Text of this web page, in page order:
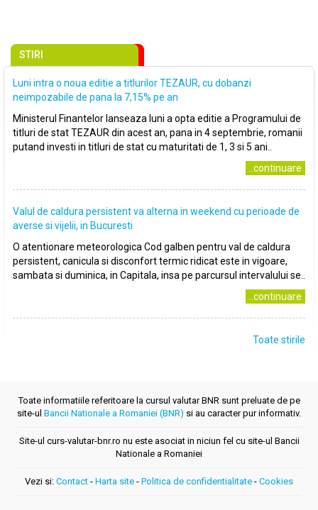
STIRI
Luni intra o noua editie a titlurilor TEZAUR, cu dobanzi
neimpozabile de pana la 7,15% pe an
Ministerul Finantelor lanseaza luni a opta editie a Programului de
titluri de stat TEZAUR din acest an, pana in 4 septembrie, romanii
putand investi in titluri de stat cu maturitati de 1, 3 si 5 ani..
..continuare
Valul de caldura persistent va alterna in weekend cu perioade de
averse si vijelii, in Bucuresti
O atentionare meteorologica Cod galben pentru val de caldura
persistent, canicula si disconfort termic ridicat este in vigoare,
sambata si duminica, in Capitala, insa pe parcursul intervalului se..
..continuare
Toate stirile
Toate informatiile referitoare la cursul valutar BNR sunt preluate de pe
site-ul Bancii Nationale a Romaniei (BNR) si au caracter pur informativ.
Site-ul curs-valutar-bnr.ro nu este asociat in niciun fel cu site-ul Bancii
Nationale a Romaniei
Vezi si: Contact - Harta site - Politica de confidentialitate - Cookies